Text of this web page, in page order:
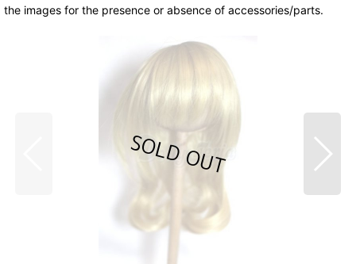
the images for the presence or absence of accessories/parts.